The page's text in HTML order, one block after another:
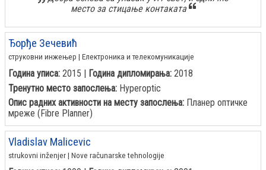
место за стицање контаката
Ђорђе Зечевић
струковни инжењер | Електроника и телекомуникације
Година уписа: 2015 | Година дипломирања: 2018
Тренутно место запослења: Hyperoptic
Опис радних активности на месту запослења: Планер оптичке
мреже (Fibre Planner)
Vladislav Malicevic
strukovni inženjer | Nove računarske tehnologije